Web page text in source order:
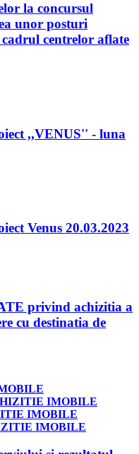
la concursul
unor posturi
centrelor aflate
,,VENUS'' - luna
Venus 20.03.2023
privind achizitia a
cu destinatia de
IMOBILE
IMOBILE
IMOBILE